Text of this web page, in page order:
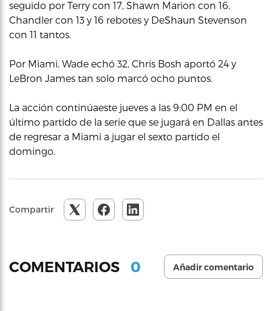
seguido por Terry con 17, Shawn Marion con 16,
Chandler con 13 y 16 rebotes y DeShaun Stevenson
con 11 tantos.
Por Miami, Wade echó 32, Chris Bosh aportó 24 y
LeBron James tan solo marcó ocho puntos.
La acción continúaeste jueves a las 9:00 PM en el
último partido de la serie que se jugará en Dallas antes
de regresar a Miami a jugar el sexto partido el
domingo.
Compartir
COMENTARIOS 0 Añadir comentario